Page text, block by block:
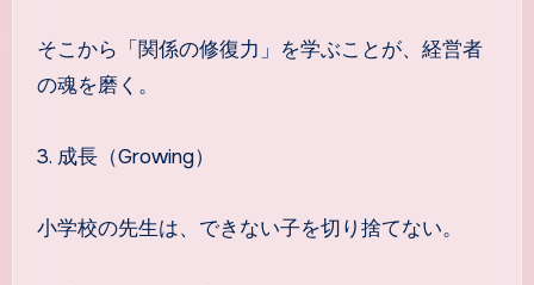
そこから「関係の修復力」を学ぶことが、経営者
の魂を磨く。
3. 成長（Growing）
小学校の先生は、できない子を切り捨てない。